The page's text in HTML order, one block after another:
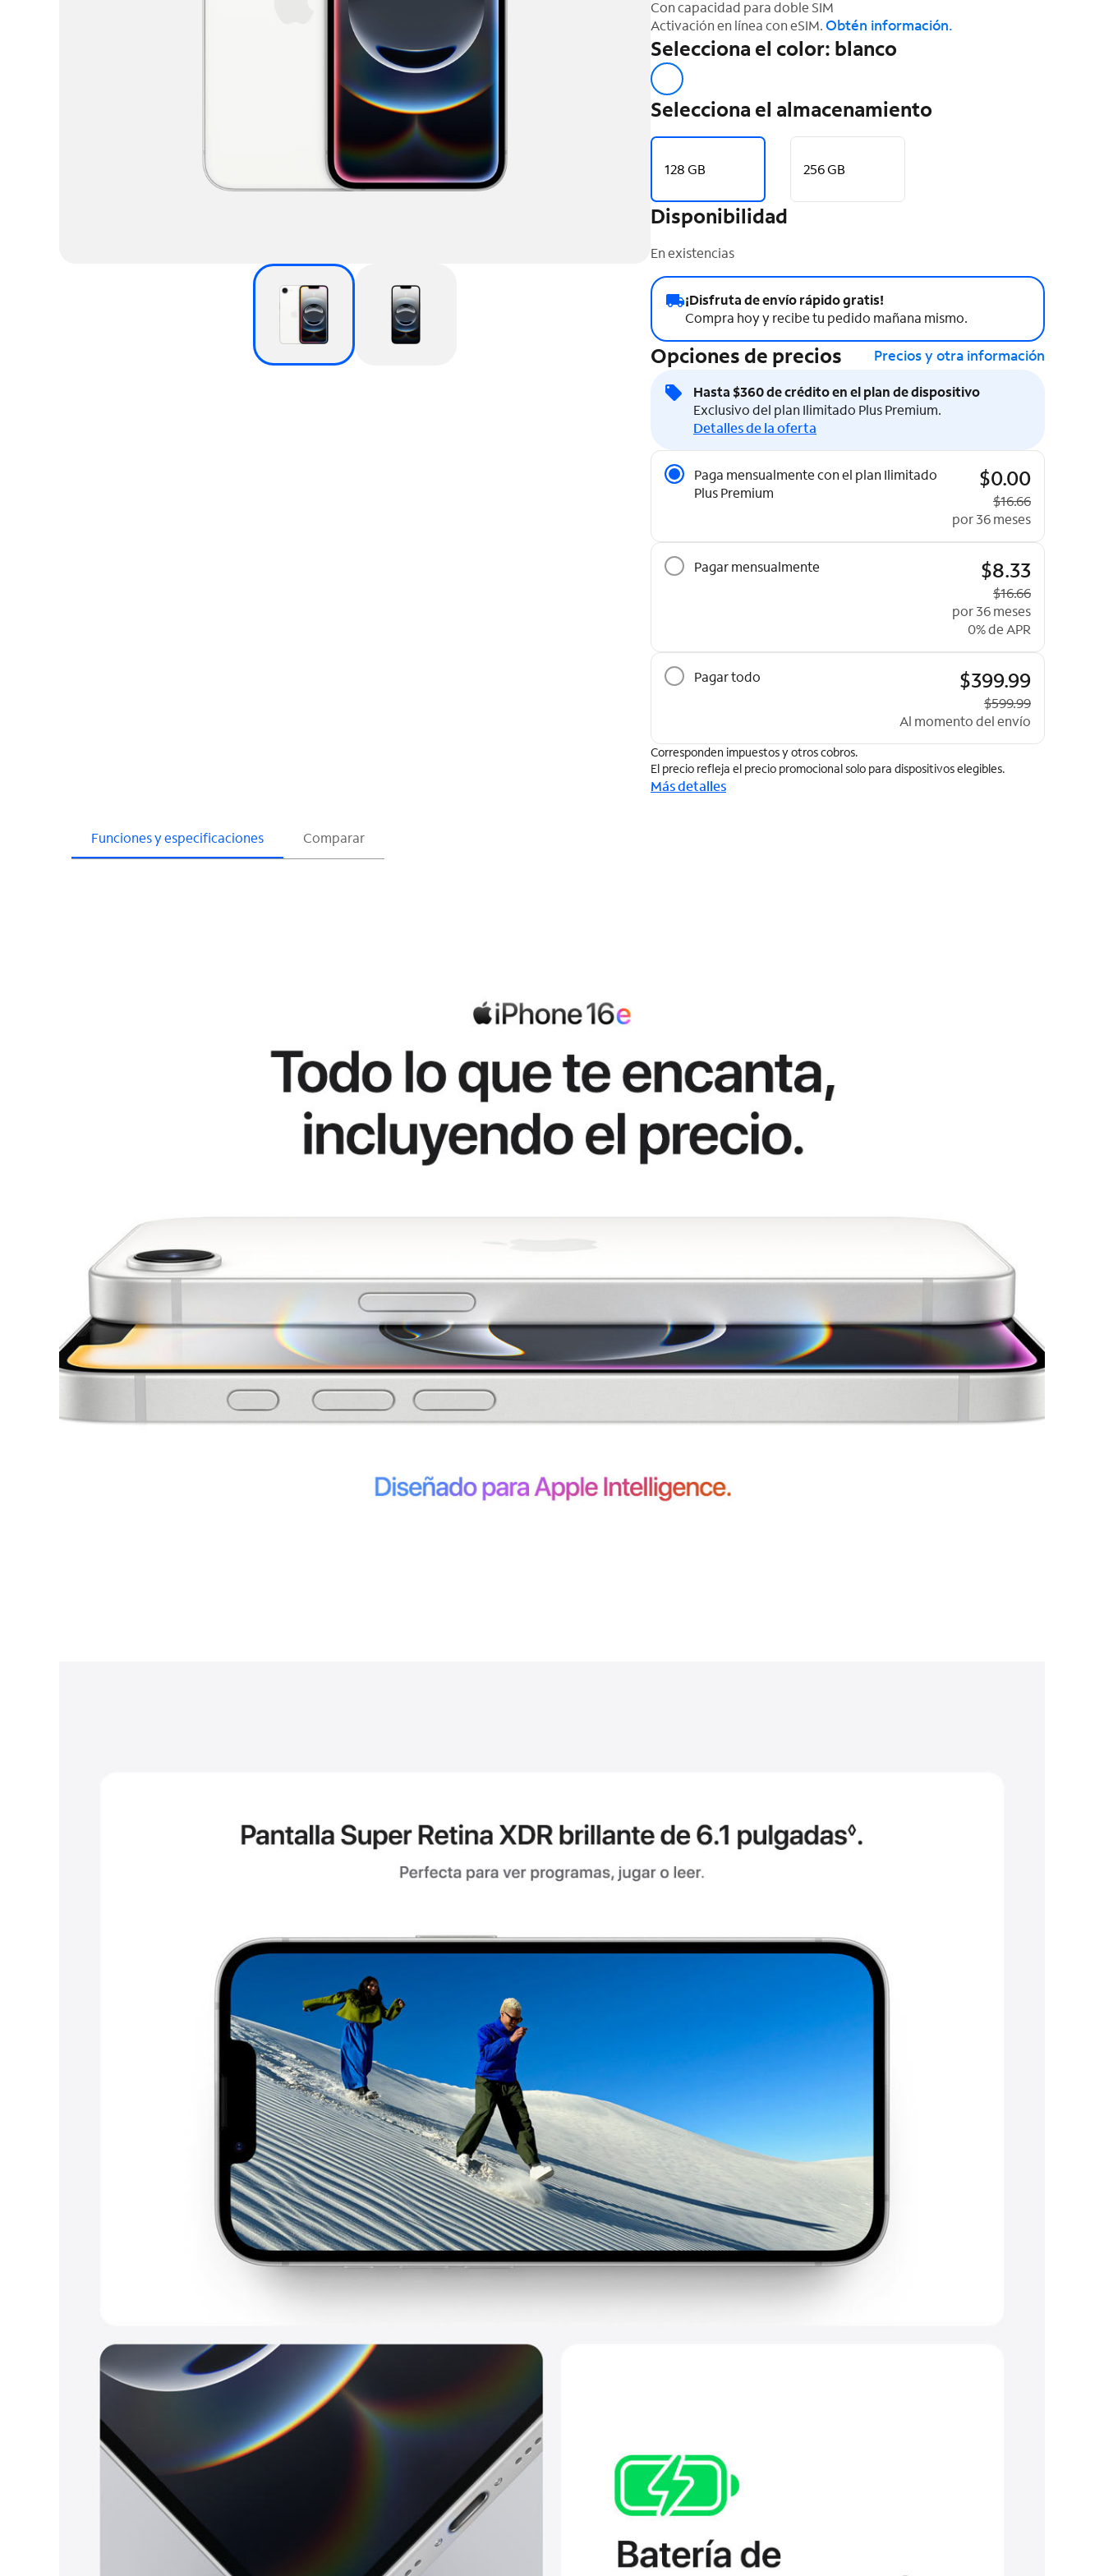
Con capacidad para doble SIM
Activación en línea con eSIM.Obtén información.
Selecciona el color: blanco
Selecciona el almacenamiento
128 GB 256 GB
Disponibilidad
En existencias
¡Disfruta de envío rápido gratis!
Compra hoy y recibe tu pedido mañana mismo.
Opciones de precios Precios y otra información
Hasta $360 de crédito en el plan de dispositivo
Exclusivo del plan Ilimitado Plus Premium.
Detalles de la oferta
Opciones de precios
Paga mensualmente con el plan Ilimitado
Plus Premium
$0.00
Precio original
$16.66
por 36 meses
Pagar mensualmente $8.33
Precio original
$16.66
por 36 meses
0% de APR
Pagar todo $399.99
Precio original
$599.99
Al momento del envío
Corresponden impuestos y otros cobros.
El precio refleja el precio promocional solo para dispositivos elegibles.
Más detalles
Funciones y especificaciones Comparar